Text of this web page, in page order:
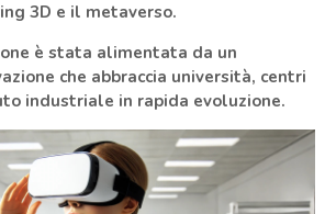
3D e il metaverso.
è stata alimentata da un
che abbraccia università, centri
industriale in rapida evoluzione.